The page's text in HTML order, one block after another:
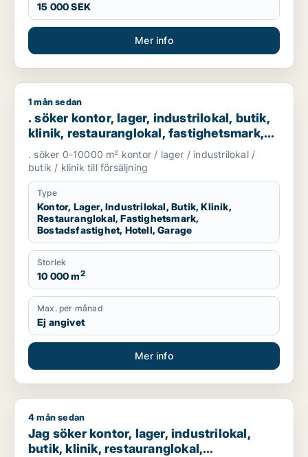
15 000 SEK
Mer info
. söker kontor, lager, industrilokal, butik, klinik,
1 mån sedan
. söker kontor, lager, industrilokal, butik,
klinik, restauranglokal, fastighetsmark,
bostadsfastighet, hotell eller garage till
salu i Göteborg
. söker 0-10000 m² kontor / lager / industrilokal /
butik / klinik till försäljning
Type
Kontor, Lager, Industrilokal, Butik, Klinik,
Restauranglokal, Fastighetsmark,
Bostadsfastighet, Hotell, Garage
Storlek
10 000 m2
Max. per månad
Ej angivet
Mer info
Jag söker kontor, lager, industrilokal, butik, klinik,
4 mån sedan
Jag söker kontor, lager, industrilokal,
butik, klinik, restauranglokal,